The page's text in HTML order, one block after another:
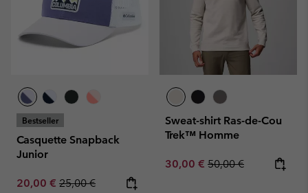
Bestseller
Casquette Snapback
Junior
Sale price:
20,00 € Regular price:
25,00 €
Sweat-shirt Ras-de-Cou
Trek™ Homme
Sale price:
30,00 € Regular price:
50,00 €